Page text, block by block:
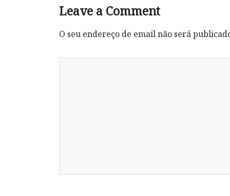
Leave a Comment
O seu endereço de email não será